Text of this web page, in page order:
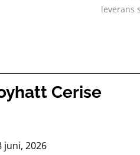
leverans
Cerise
juni, 2026